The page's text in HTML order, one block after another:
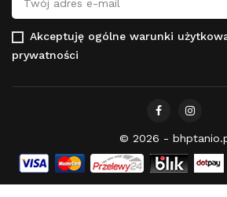
Akceptuję ogólne warunki
prywatności
© 2026 -